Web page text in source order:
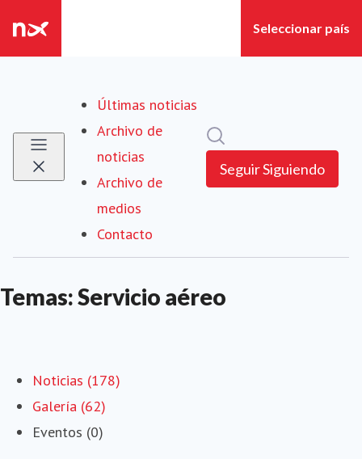
Últimas noticias
Archivo de
noticias
Archivo de
medios
Contacto
SeguirSiguiendo
Temas: Servicio aéreo
Noticias (178)
Galería (62)
Eventos (0)